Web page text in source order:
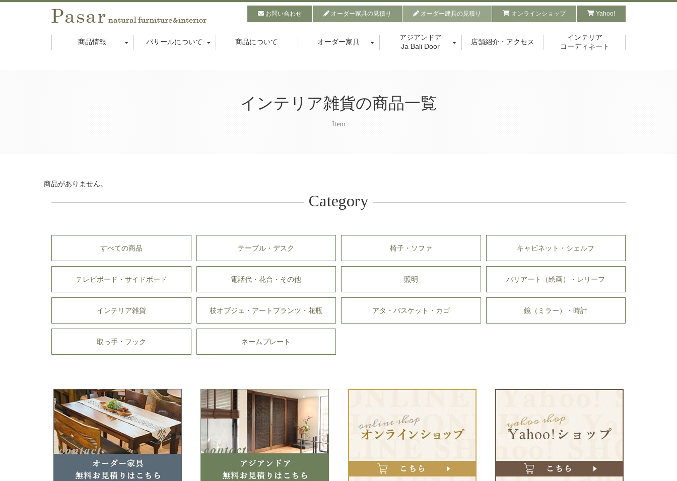
お問い合わせ オーダー家具の見積り オーダー建具の見積り オンラインショップ Yahoo!
商品情報 パサールについて 商品について オーダー家具
アジアンドア
Ja Bali Door
店舗紹介・アクセス
インテリア
コーディネート
インテリア雑貨の商品一覧
Item
商品がありません。
Category
すべての商品 テーブル・デスク 椅子・ソファ キャビネット・シェルフ
テレビボード・サイドボード 電話代・花台・その他 照明 バリアート（絵画）・レリーフ
インテリア雑貨 枝オブジェ・アートプランツ・花瓶 アタ・バスケット・カゴ 鏡（ミラー）・時計
取っ手・フック ネームプレート